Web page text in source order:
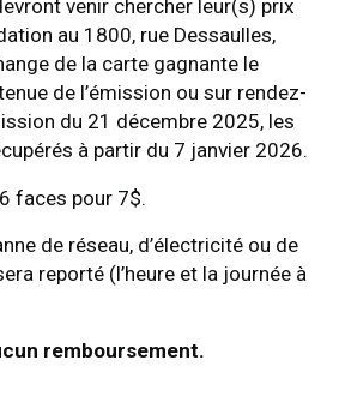
venir chercher leur(s) prix
au 1800, rue Dessaulles,
de la carte gagnante le
de l’émission ou sur rendez-
du 21 décembre 2025, les
à partir du 7 janvier 2026.
faces pour 7$.
de réseau, d’électricité ou de
reporté (l’heure et la journée à
remboursement.